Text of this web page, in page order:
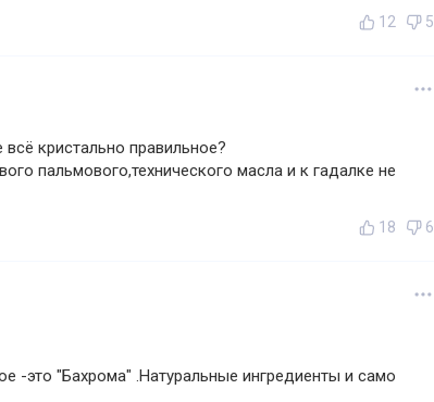
12 5
кристально правильное?
пальмового,технического масла и к гадалке не
18 6
-это "Бахрома" .Натуральные ингредиенты и само